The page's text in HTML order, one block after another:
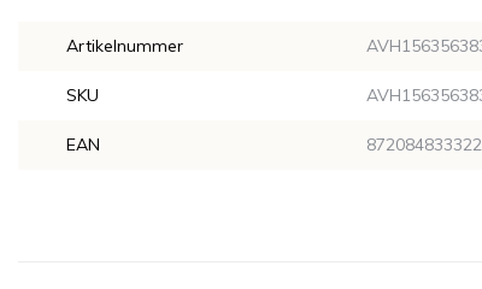
Artikelnummer
SKU
EAN